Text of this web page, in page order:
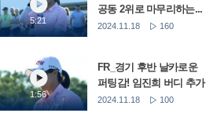
5:21
공동 2위로 마무리하는...
2024.11.18 160
1:56
FR_경기 후반 날카로운
퍼팅감! 임진희 버디 추가
2024.11.18 100